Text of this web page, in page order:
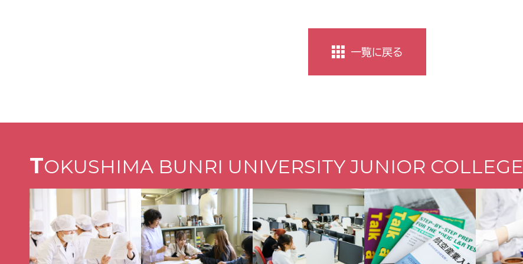
一覧に戻る
TOKUSHIMA BUNRI UNIVERSITY JUNIOR COLLEGE